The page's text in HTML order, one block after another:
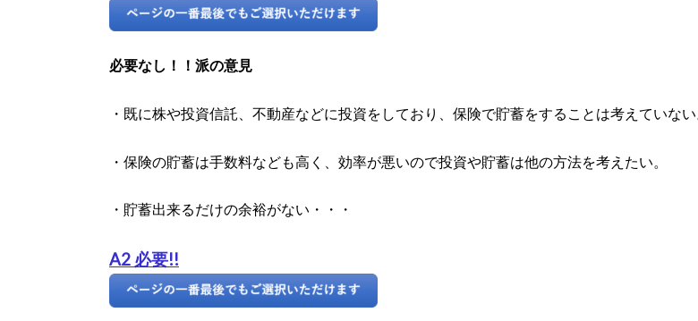
必要なし！！派の意見
・既に株や投資信託、不動産などに投資をしており、保険で貯蓄をすることは考えていない
・保険の貯蓄は手数料なども高く、効率が悪いので投資や貯蓄は他の方法を考えたい。
・貯蓄出来るだけの余裕がない・・・
A2 必要!!